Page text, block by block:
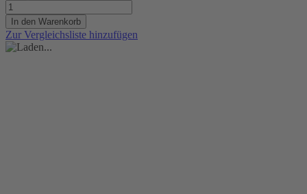
In den Warenkorb
Zur Vergleichsliste hinzufügen